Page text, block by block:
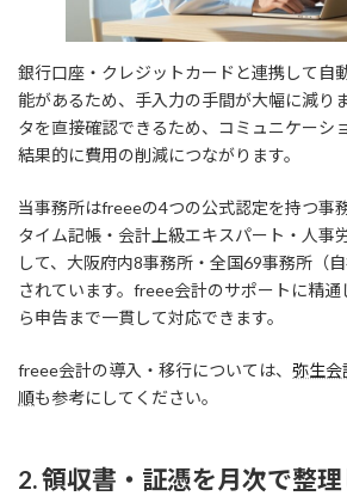
銀行口座・クレジットカードと連携して自
能があるため、手入力の手間が大幅に減り
タを直接確認できるため、コミュニケーシ
結果的に費用の削減につながります。
当事務所はfreeeの4つの公式認定を持つ事
タイム記帳・会計上級エキスパート・人事
して、大阪府内8事務所・全国69事務所（
されています。freee会計のサポートに精
ら申告まで一貫して対応できます。
freee会計の導入・移行については、 弥生会
順も参考にしてください。
2. 領収書・証憑を月次で整理